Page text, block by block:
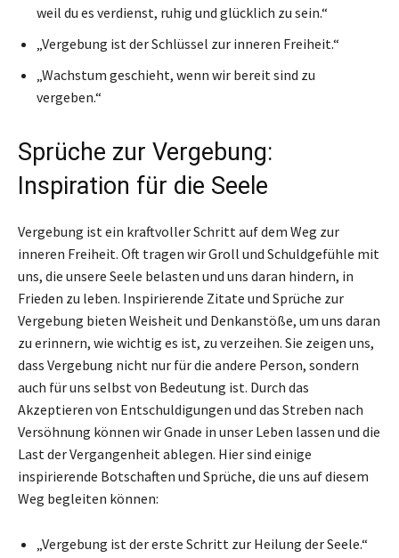
weil du es verdienst, ruhig und glücklich zu sein.“
„Vergebung ist der Schlüssel zur inneren Freiheit.“
„Wachstum geschieht, wenn wir bereit sind zu
vergeben.“
Sprüche zur Vergebung:
Inspiration für die Seele
Vergebung ist ein kraftvoller Schritt auf dem Weg zur
inneren Freiheit. Oft tragen wir Groll und Schuldgefühle mit
uns, die unsere Seele belasten und uns daran hindern, in
Frieden zu leben. Inspirierende Zitate und Sprüche zur
Vergebung bieten Weisheit und Denkanstöße, um uns daran
zu erinnern, wie wichtig es ist, zu verzeihen. Sie zeigen uns,
dass Vergebung nicht nur für die andere Person, sondern
auch für uns selbst von Bedeutung ist. Durch das
Akzeptieren von Entschuldigungen und das Streben nach
Versöhnung können wir Gnade in unser Leben lassen und die
Last der Vergangenheit ablegen. Hier sind einige
inspirierende Botschaften und Sprüche, die uns auf diesem
Weg begleiten können:
„Vergebung ist der erste Schritt zur Heilung der Seele.“